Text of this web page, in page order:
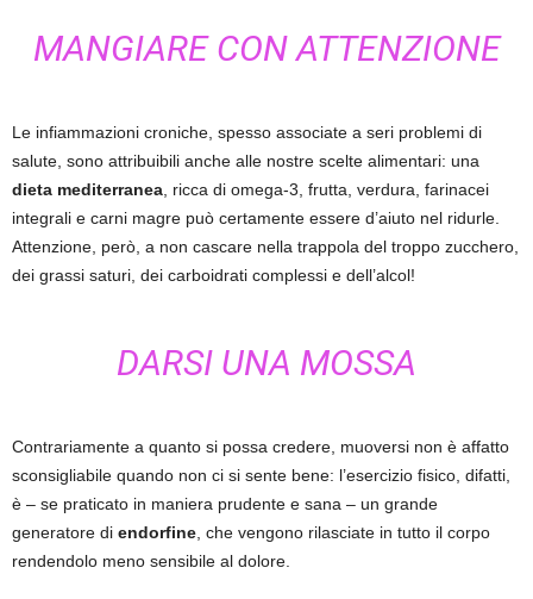
MANGIARE CON ATTENZIONE
Le infiammazioni croniche, spesso associate a seri problemi di
salute, sono attribuibili anche alle nostre scelte alimentari: una
dieta mediterranea , ricca di omega-3, frutta, verdura, farinacei
integrali e carni magre può certamente essere d’aiuto nel ridurle.
Attenzione, però, a non cascare nella trappola del troppo zucchero,
dei grassi saturi, dei carboidrati complessi e dell’alcol!
DARSI UNA MOSSA
Contrariamente a quanto si possa credere, muoversi non è affatto
sconsigliabile quando non ci si sente bene: l’esercizio fisico, difatti,
è – se praticato in maniera prudente e sana – un grande
generatore di endorfine , che vengono rilasciate in tutto il corpo
rendendolo meno sensibile al dolore.